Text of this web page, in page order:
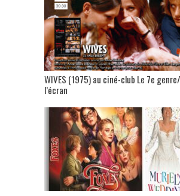
WIVES (1975) au ciné-club Le 7e
l’écran